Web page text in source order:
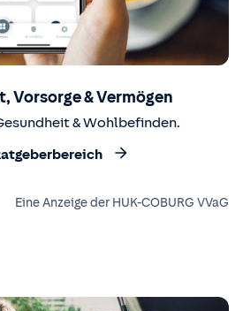
Vorsorge & Vermögen
& Wohlbefinden.
Eine Anzeige der HUK-COBURG VVaG